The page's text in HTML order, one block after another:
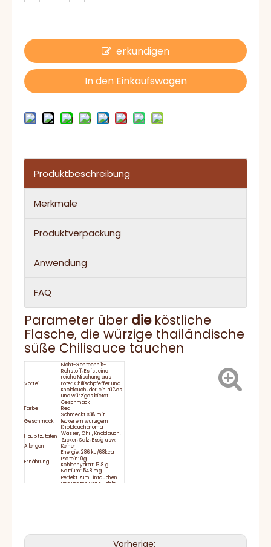
erkundigen
In den Einkaufswagen
Produktbeschreibung
Merkmale
Produktverpackung
Anwendung
FAQ
Parameter über die köstliche
Flasche, die würzige thailändische
süße Chilisauce tauchen
Vorteil
Nicht-Gentechnik-
Rohstoff; Es ist eine
reiche Mischung aus
roter Chilischpfeffer und
Knoblauch, der ein süßes
und würziges bietet
Geschmack
Farbe
Red
Geschmack
Schmeckt süß mit
leckerem würzigem
Knoblaucharoma
Hauptzutaten
Wasser, Chili, Knoblauch,
Zucker, Salz, Essig usw.
Allergen
Keiner
Ernährung
Energie: 286 kJ/68kcal
Protein: 0g
Kohlenhydrat: 16,8 g
Natrium: 548 mg
Perfekt zum Eintauchen
und Braten von Nudeln,
Lieferzeit 15-25 Tage
HACCP, BRC, IFS, Halal,Vorherige: